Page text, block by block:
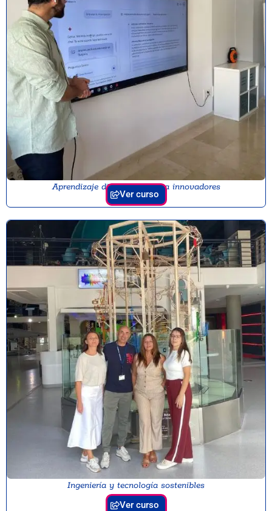
Aprendizaje digital y robótica innovadores
Ver curso
Ingeniería y tecnología sostenibles
Ver curso